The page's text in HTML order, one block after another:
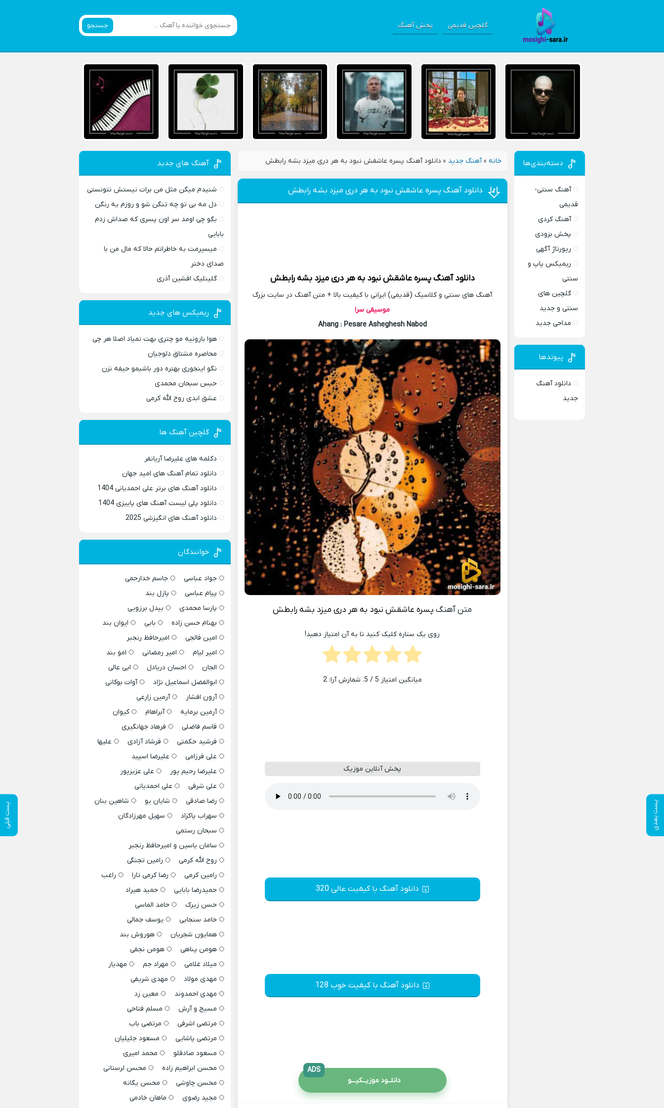
گلچین قدیمی پخش آهنگ جستجو
خانه »آهنگ جدید » دانلود آهنگ پسره عاشقش نبود به هر دری میزد بشه رابطش
پست بعدی پست قبلی
دانلود آهنگ پسره عاشقش نبود به هر دری میزد بشه رابطش
دانلود آهنگپسره عاشقش نبود به هر دری میزد بشه رابطش
آهنگ های سنتی و کلاسیک (قدیمی) ایرانی با کیفیت بالا + متن آهنگ در سایت بزرگ
موسیقی سرا
Ahang : Pesare Asheghesh Nabod
متن آهنگ پسره عاشقش نبود به هر دری میزد بشه رابطش
روی یک ستاره کلیک کنید تا به آن امتیاز دهید!
میانگین امتیاز 5 / 5. شمارش آرا: 2
پخش آنلاین موزیک
دانلود آهنگ با کیفیت عالی 320
دانلود آهنگ با کیفیت خوب 128
دانلــود موزیــکیـــو
ADS
دسته‌بندی‌ها
آهنگ سنتی-
قدیمی
آهنگ کردی
پخش بزودی
رپورتاژ آگهی
ریمیکس پاپ و
سنتی
گلچین های
سنتی و جدید
مداحی جدید
پیوندها
دانلود آهنگ
جدید
آهنگ های جدید
شنیدم میگن مثل من برات نیستش نتونستی
دل مه بی تو چه تنگن شو و روزم یه رنگن
بگو چی اومد سر اون پسری که صداش زدم
بابایی
میسپرمت به خاطراتم حالا که مال من با
صدای دختر
گلینلیک افشین آذری
ریمیکس های جدید
هوا بارونیه مو چتری بهت نمیاد اصلا هر چی
محاصره مشتاق دلوجیان
نگو اینجوری بهتره دور باشیمو حیفه نزن
حبس سبحان محمدی
عشق ابدی روح الله کرمی
گلچین آهنگ ها
دکلمه های علیرضا آریانفر
دانلود تمام آهنگ های امید جهان
دانلود آهنگ های برتر علی احمدیانی 1404
دانلود پلی لیست آهنگ های پاییزی 1404
دانلود آهنگ های انگیزشی 2025
خوانندگان
جواد عباسی
جاسم خدارحمی
پیام عباسی
پازل بند
پارسا محمدی
بیدل برزویی
بهنام حسن زاده
بابی
ایوان بند
امین فالجی
امیرحافظ رنجبر
امیر لیام
امیر رمضانی
امو بند
الجان
احسان دریادل
ابی عالی
ابوالفضل اسماعیل نژاد
آوات بوکانی
آرون افشار
آرمین زارعی
آرمین برمایه
آبراهام
کیوان
قاسم فاضلی
فرهاد جهانگیری
فرشید حکمتی
فرشاد آزادی
علیها
علی فرزامی
علیرضا اسپید
علیرضا رحیم پور
علی عزیزپور
علی شرفی
علی احمدیانی
رضا صادقی
شایان یو
شاهین بنان
سهراب پاکزاد
سهیل مهرزادگان
سبحان رستمی
سامان یاسین و امیرحافظ رنجبر
روح الله کرمی
رامین تجنگی
رامین کرمی
رضا کرمی تارا
راغب
حمیدرضا بابایی
حمید هیراد
حسن زیرک
حامد الماسی
حامد سنجابی
یوسف جمالی
همایون شجریان
هوروش بند
هومن پناهی
هومن نجفی
میلاد غلامی
مهراد جم
مهدیار
مهدی مولاد
مهدی شریفی
مهدی احمدوند
معین زد
مسیح و آرش
مسلم فتاحی
مرتضی اشرفی
مرتضی باب
مرتضی پاشایی
مسعود جلیلیان
مسعود صادقلو
محمد امیری
محسن ابراهیم زاده
محسن لرستانی
محسن چاوشی
محسن یگانه
مجید رضوی
ماهان خادمی